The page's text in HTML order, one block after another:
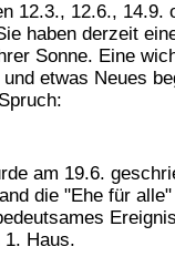
12.3., 12.6., 14.9.
haben derzeit
Sonne. Eine
etwas Neues
am 19.6.
die "Ehe für alle"
1. Haus.